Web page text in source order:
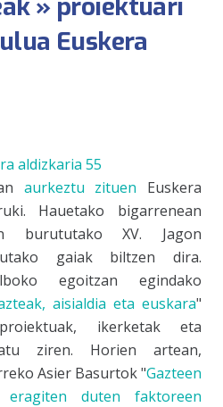
» proiektuari
Euskera
aurkeztu zituen
Euskera
Hauetako bigarrenean
burututakoXV. Jagon
gaiak biltzen dira.
egoitzan egindako
aisialdia eta euskara"
ikerketak eta
ziren. Horien artean,
reko Asier Basurtok "Gazteen
eragiten duten faktoreen